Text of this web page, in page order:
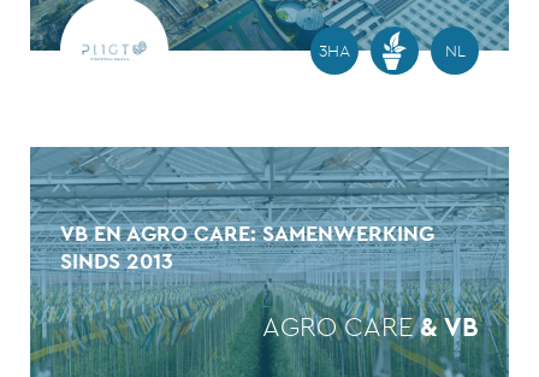
3HA NL
VB EN AGRO CARE: SAMENWERKING
SINDS 2013
AGRO CARE & VB